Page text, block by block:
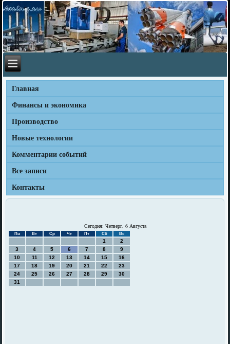
Главная
Финансы и экономика
Производство
Новые технологии
Комментарии событий
Все записи
Контакты
Сегодня: Четверг, 6 Августа
Пн Вт Ср Чт Пт Сб Вс
1
2
3
4 5 6 7 8
9
10
11 12 13 14 15
16
17
18 19 20 21 22
23
24
25 26 27 28 29
30
31